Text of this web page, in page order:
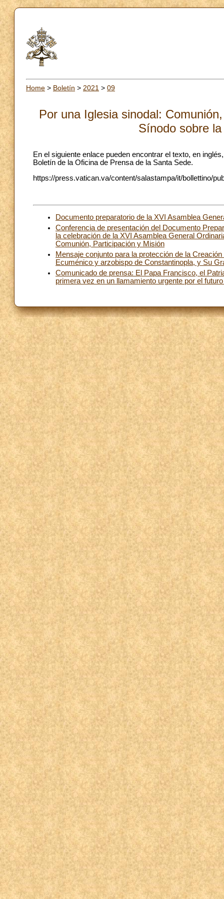
Home > Boletín > 2021 > 09
Por una Iglesia sinodal:
Sínodo sobre
En el siguiente enlace pueden encontrar el texto, en
Boletín de la Oficina de Prensa de la Santa Sede.
https://press.vatican.va/content/salastampa/it/bollettino/
Documento preparatorio de la XVI Asamblea
Conferencia de presentación del Documento
la celebración de la XVI Asamblea General
Comunión, Participación y Misión
Mensaje conjunto para la protección de la
Ecuménico y arzobispo de Constantinopla, y Su
Comunicado de prensa: El Papa Francisco, el
primera vez en un llamamiento urgente por el